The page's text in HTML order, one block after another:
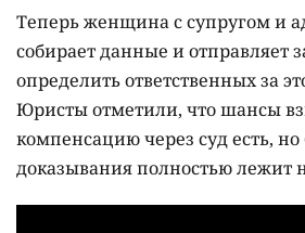
Теперь женщина с супругом и
собирает данные и отправляет
определить ответственных за
Юристы отметили, что шансы
компенсацию через суд есть,
доказывания полностью лежит